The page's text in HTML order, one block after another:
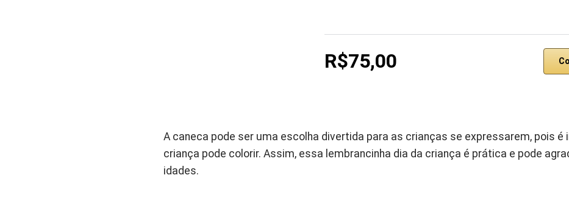
R$75,00
A caneca pode ser uma escolha divertida para as crianças se expressarem, pois é
criança pode colorir. Assim, essa lembrancinha dia da criança é prática e pode
idades.